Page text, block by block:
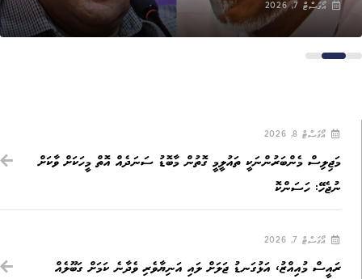
އޯގަސްޓް 7, 2026
އޯގަސްޓް 8, 2026
މަޖިލިސް މެންބަރުންނަކީ ތައުލީމީ ގޮތުން މާބޮޑު ސަނަދެއް އޮތް މީހަކަށް ވާކަށް
ނުޖެހޭ: ހަސަންކޮ
އޯގަސްޓް 7, 2026
ރައީސް މުއިއްޒު، އަޅުގަނޑު ޖަލަށް ލައި އަނިޔާވެރި ވެދާނެ ކަމަށް ގަބޫލެއް